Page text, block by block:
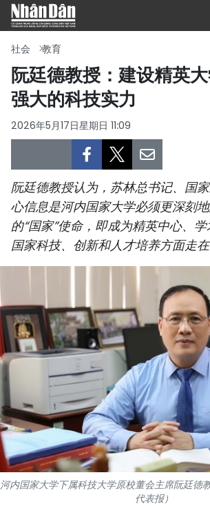
首页
政治
经济
社会
环保
国际
旅游
友谊桥梁
史海
多功能媒体
图表新闻
社会 教育
阮廷德教授：建设精英
强大的科技实力
2026年5月17日星期日 11:09
阮廷德教授认为，苏林总书记、国
心信息是河内国家大学必须更深刻
的“国家”使命，即成为精英中心、
国家科技、创新和人才培养方面走在
河内国家大学下属科技大学原校董会主席阮廷德
代表报）